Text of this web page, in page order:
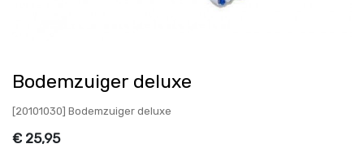
Bodemzuiger deluxe
[20101030] Bodemzuiger deluxe
€ 25,95